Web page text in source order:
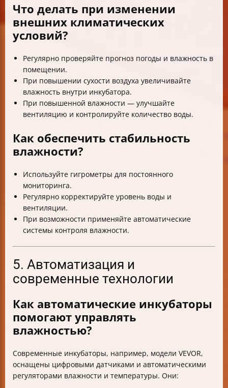
Что делать при изменении
внешних климатических
условий?
Регулярно проверяйте прогноз погоды и влажность в
помещении.
При повышении сухости воздуха увеличивайте
влажность внутри инкубатора.
При повышенной влажности — улучшайте
вентиляцию и контролируйте количество воды.
Как обеспечить стабильность
влажности?
Используйте гигрометры для постоянного
мониторинга.
Регулярно корректируйте уровень воды и
вентиляции.
При возможности применяйте автоматические
системы контроля влажности.
5. Автоматизация и
современные технологии
Как автоматические инкубаторы
помогают управлять
влажностью?
Современные инкубаторы, например, модели VEVOR,
оснащены цифровыми датчиками и автоматическими
регуляторами влажности и температуры. Они: